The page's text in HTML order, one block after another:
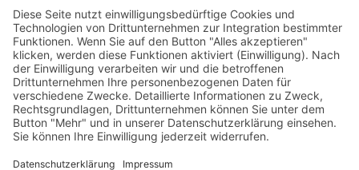
Service-Hotline
Vertrag widerrufen
Shopservice